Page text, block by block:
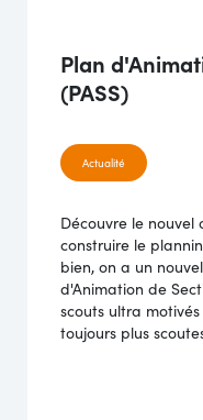
Plan
(PASS)
Actualité
Découvre le
construire le
bien, on a un
d'Animation de
scouts ultra
toujours plus